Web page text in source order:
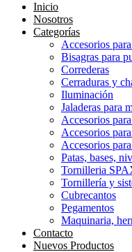
Inicio
Nosotros
Categorías
Accesorios
Bisagras para
Correderas
Cerraduras y
Iluminación
Jaladeras para
Accesorios
Accesorios
Accesorios
Patas, bases,
Tornilleria
Tornillería y
Cubrecantos
Pegamentos
Maquinaria,
Contacto
Nuevos Productos